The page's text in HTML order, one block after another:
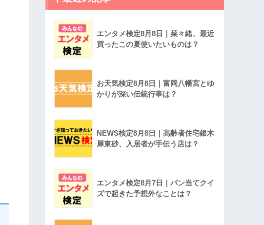
エンタメ検定8月8日｜菜々緒、最近
買ったこの夏使いたいものは？
お天気検定8月8日｜富岡八幡宮とゆ
かりが深い伝統行事は？
NEWS検定8月8日｜高齢者住宅銀木
犀東砂、入居者が手伝う店は？
エンタメ検定8月7日｜パン当てクイ
ズで起きた予想外なことは？